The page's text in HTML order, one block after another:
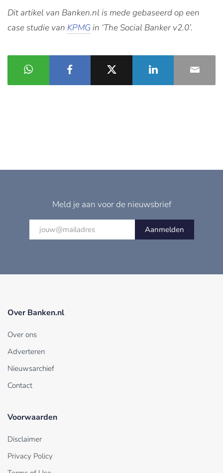
Dit artikel van Banken.nl is mede gebaseerd op een
case studie van KPMGin ‘The Social Banker v2.0’.
Meld je aan voor de nieuwsbrief
Aanmelden
Over Banken.nl
Over ons
Adverteren
Nieuwsarchief
Contact
Voorwaarden
Disclaimer
Privacy Policy